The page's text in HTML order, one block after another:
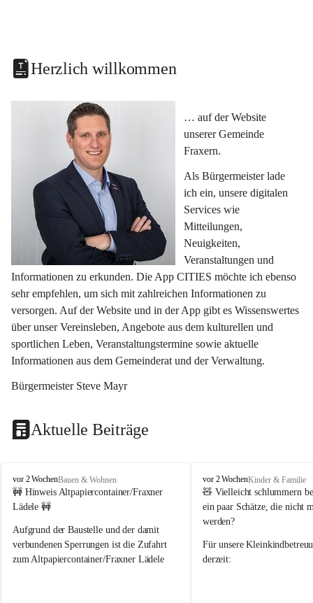
Herzlich willkommen
… auf der Website
unserer Gemeinde
Fraxern.
Als Bürgermeister lade
ich ein, unsere digitalen
Services wie
Mitteilungen,
Neuigkeiten,
Veranstaltungen und
Informationen zu erkunden. Die App CITIES möchte ich ebenso
sehr empfehlen, um sich mit zahlreichen Informationen zu
versorgen. Auf der Website und in der App gibt es Wissenswertes
über unser Vereinsleben, Angebote aus dem kulturellen und
sportlichen Leben, Veranstaltungstermine sowie aktuelle
Informationen aus dem Gemeinderat und der Verwaltung.
Bürgermeister Steve Mayr
Aktuelle Beiträge
F
r
a
e
r
n
vor 2 WochenBauen & Wohnen
🚧 Hinweis Altpapiercontainer/Fraxner
Lädele 🚧
Aufgrund der Baustelle und der damit
verbundenen Sperrungen ist die Zufahrt
zum Altpapiercontainer/Fraxner Lädele
F
r
a
x
r
n
vor 2 WochenKinder & Familie
🧸 Vielleicht schlummern
ein paar Schätze, die nicht
werden?
Für unsere
derzeit: